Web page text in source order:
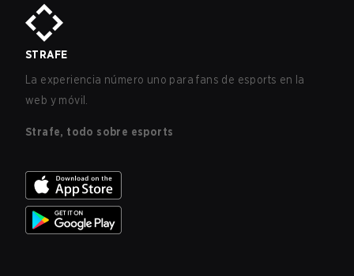
STRAFE
La experiencia número uno para fans de esports en la
web y móvil.
Strafe, todo sobre esports